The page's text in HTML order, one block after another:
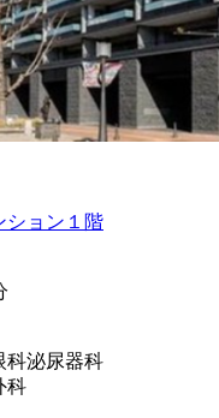
ション１階
科泌尿器科
科